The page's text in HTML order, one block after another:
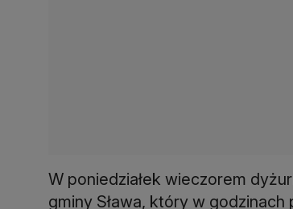
W poniedziałek wieczorem
gminy Sława, który w godzinach